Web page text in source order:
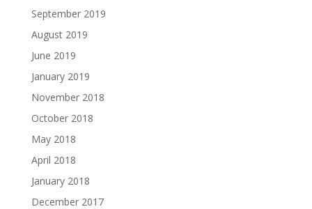
September 2019
August 2019
June 2019
January 2019
November 2018
October 2018
May 2018
April 2018
January 2018
December 2017